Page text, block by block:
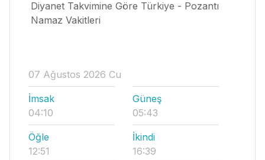
Diyanet Takvimine Göre Türkiye - Pozantı
Namaz Vakitleri
07 Ağustos 2026 Cu
İmsak
04:10
Güneş
05:43
Öğle
12:51
İkindi
16:39